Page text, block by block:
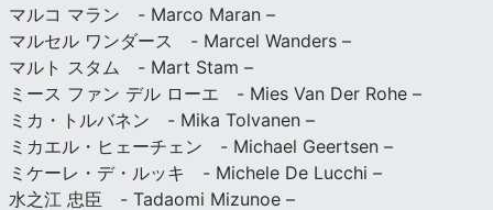
マルコ マラン - Marco Maran –
マルセル ワンダース - Marcel Wanders –
マルト スタム - Mart Stam –
ミース ファン デル ローエ - Mies Van Der Rohe –
ミカ・トルバネン - Mika Tolvanen –
ミカエル・ヒェーチェン - Michael Geertsen –
ミケーレ・デ・ルッキ - Michele De Lucchi –
水之江 忠臣 - Tadaomi Mizunoe –